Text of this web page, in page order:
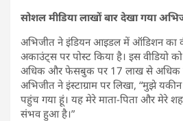
सोशल मीडिया लाखों बार देखा गया
अभिजीत ने इंडियन आइडल में ऑडिशन का
अकाउंट्स पर पोस्ट किया है। इस वीडियो
अधिक और फेसबुक पर 17 लाख से अधिक
अभिजीत ने इंस्टाग्राम पर लिखा, “मुझे
पहुंच गया हूं। यह मेरे माता-पिता और मेरे
संभव हुआ है।”